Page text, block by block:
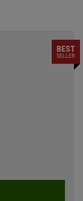
BEST
SELLER